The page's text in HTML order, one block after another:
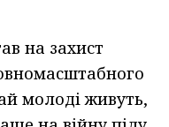
на захист
молоді живуть,